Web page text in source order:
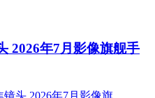
2026年7月影像旗舰手